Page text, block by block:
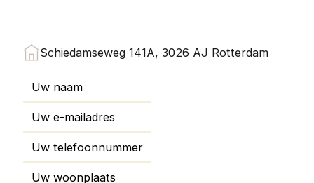
Schiedamseweg 141A, 3026 AJ Rotterdam